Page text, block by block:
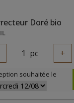
Doré bio
1 pc +
souhaitée le